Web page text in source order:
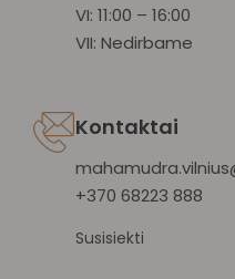
VI: 11:00 – 16:00
VII: Nedirbame
Kontaktai
+370 68223 888
Susisiekti